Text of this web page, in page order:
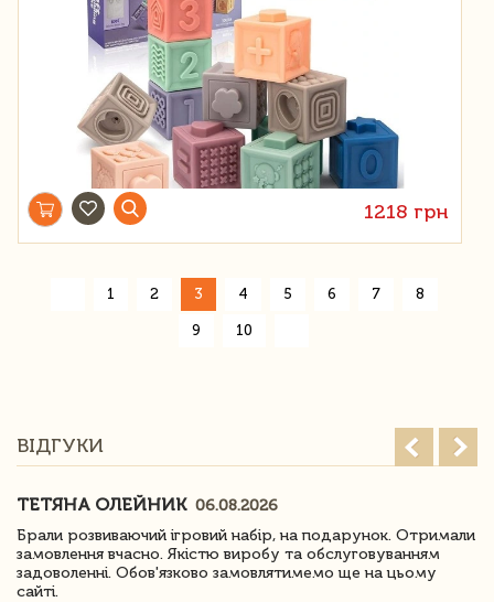
1218 грн
1 2 3 4 5 6 7 8
9 10
ВІДГУКИ
ТЕТЯНА ОЛЕЙНИК 06.08.2026
Брали розвиваючий ігровий набір, на подарунок. Отримали
замовлення вчасно. Якістю виробу та обслуговуванням
задоволенні. Обов'язково замовлятимемо ще на цьому
сайті.